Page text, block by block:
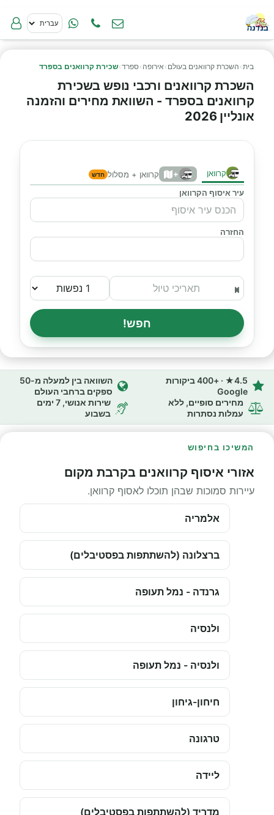
בית› השכרת קרוואנים בעולם › אירופה ›ספרד›שכירת קרוואנים בספרד
השכרת קרוואנים ורכבי נופש בשכירת
קרוואנים בספרד - השוואת מחירים והזמנה
אונליין 2026
קרוואן + קרוואן + מסלול חדש
עיר איסוף הקרוואן
החזרה
חפש!
4.5★ · +400 ביקורות
Google
השוואה בין למעלה מ-50
ספקים ברחבי העולם
מחירים סופיים, ללא
עמלות נסתרות
שירות אנושי, 7 ימים
בשבוע
המשיכו בחיפוש
אזורי איסוף קרוואנים בקרבת מקום
עיירות סמוכות שבהן תוכלו לאסוף קרוואן.
אלמריה
ברצלונה (להשתתפות בפסטיבלים)
גרנדה - נמל תעופה
ולנסיה
ולנסיה - נמל תעופה
חיחון-גיחון
טרגונה
ליידה
מדריד (להשתתפות בפסטיבלים)